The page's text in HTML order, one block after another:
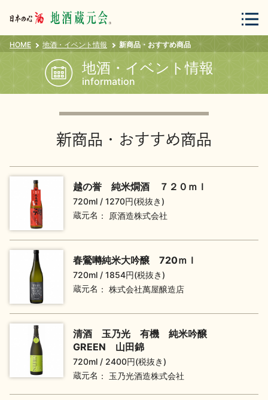
会員登録 ログイン
蔵元紀行 地酒カタログ
地酒用語集
お楽しみコンテンツ
HOME 地酒・イベント情報 新商品・おすすめ商品
地酒・イベント情報
information
新商品・おすすめ商品
越の誉 純米燗酒 ７２０ｍｌ
720ml
1270円(税抜き)
蔵元名
原酒造株式会社
春鶯囀純米大吟醸 720ｍｌ
720ml
1854円(税抜き)
蔵元名
株式会社萬屋醸造店
清酒 玉乃光 有機 純米吟醸
GREEN 山田錦
720ml
2400円(税抜き)
蔵元名
玉乃光酒造株式会社